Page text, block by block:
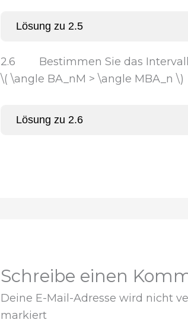
Lösung zu 2.5
2.6 Bestimmen Sie das Intervall
\( \angle BA_nM > \angle MBA_n \)
Lösung zu 2.6
Schreibe einen
Deine E-Mail-Adresse wird nicht
markiert